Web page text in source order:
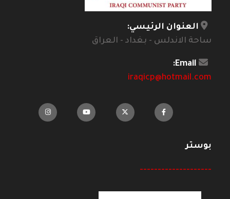
العنوان الرئيسي:
ساحة الاندلس - بغداد - العراق
Email:
iraqicp@hotmail.com
بوستر
--------------------